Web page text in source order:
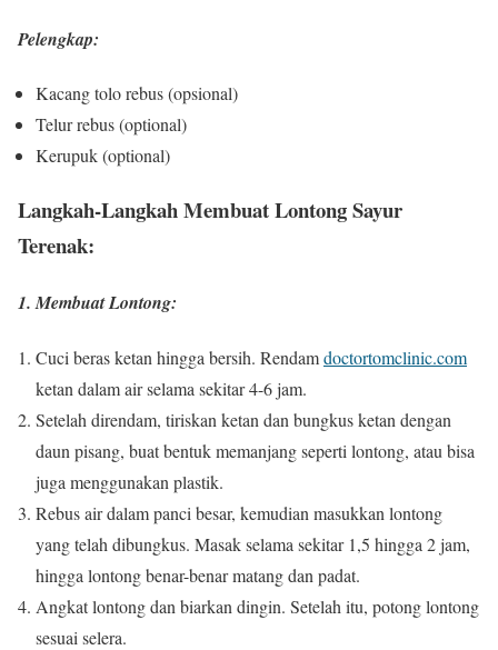
Pelengkap:
Kacang tolo rebus (opsional)
Telur rebus (optional)
Kerupuk (optional)
Langkah-Langkah Membuat Lontong Sayur
Terenak:
1. Membuat Lontong:
Cuci beras ketan hingga bersih. Rendamdoctortomclinic.com
ketan dalam air selama sekitar 4-6 jam.
Setelah direndam, tiriskan ketan dan bungkus ketan dengan
daun pisang, buat bentuk memanjang seperti lontong, atau bisa
juga menggunakan plastik.
Rebus air dalam panci besar, kemudian masukkan lontong
yang telah dibungkus. Masak selama sekitar 1,5 hingga 2 jam,
hingga lontong benar-benar matang dan padat.
Angkat lontong dan biarkan dingin. Setelah itu, potong lontong
sesuai selera.